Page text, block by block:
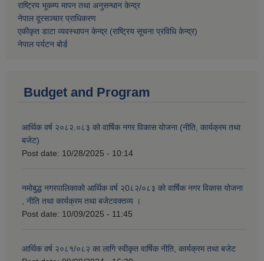
राष्ट्रिय भूकम्प मापन तथा अनुसन्धान केन्द्र
नेपाल दूरसञ्चार प्राधिकरण
एकीकृत डाटा व्यवस्थापन केन्द्र (राष्ट्रिय सूचना प्रविधि केन्द्र)
नेपाल पर्यटन बोर्ड
Budget and Program
आर्थिक वर्ष २०८२.०८३ को वार्षिक नगर विकास योजना (नीति, कार्यक्रम तथा
बजेट)
Post date: 10/28/2025 - 10:14
नमोबुद्ध नगरपालिकाको आर्थिक वर्ष २0८२/०८३ को वार्षिक नगर विकास योजना
, नीति तथा कार्यक्रम तथा बजेटवक्तव्य ।
Post date: 10/09/2025 - 11:45
आर्थिक वर्ष २०८१/०८२ का लागि स्वीकृत वार्षिक नीति, कार्यक्रम तथा बजेट